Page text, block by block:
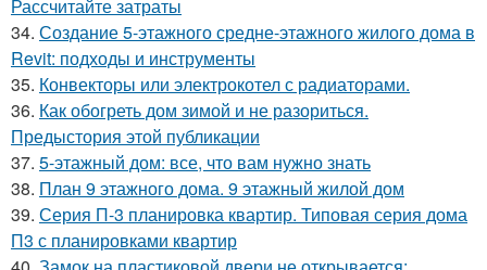
Рассчитайте затраты
34. Создание 5-этажного средне-этажного жилого дома в
Revit: подходы и инструменты
35. Конвекторы или электрокотел с радиаторами.
36. Как обогреть дом зимой и не разориться.
Предыстория этой публикации
37. 5-этажный дом: все, что вам нужно знать
38. План 9 этажного дома. 9 этажный жилой дом
39. Серия П-3 планировка квартир. Типовая серия дома
П3 с планировками квартир